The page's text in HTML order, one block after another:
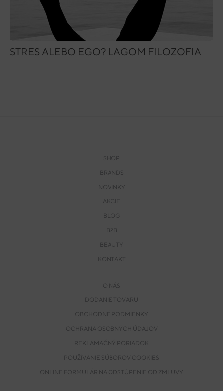
STRES ALEBO EGO? LAGOM FILOZOFIA
SHOP
BRANDS
NOVINKY
AKCIE
BLOG
B2B
BEAUTY
KONTAKT
O NÁS
DODANIE TOVARU
OBCHODNÉ PODMIENKY
OCHRANA OSOBNÝCH ÚDAJOV
REKLAMAČNÝ PORIADOK
POUŽÍVANIE SÚBOROV COOKIES
ONLINE FORMULÁR NA ODSTÚPENIE OD ZMLUVY